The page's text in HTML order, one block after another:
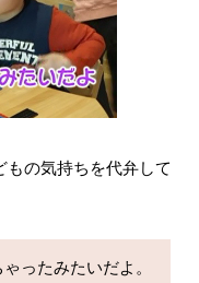
もの気持ちを代弁して
ったみたいだよ。